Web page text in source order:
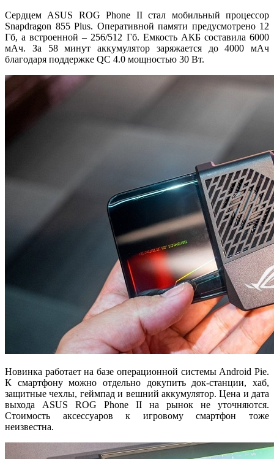
Сердцем ASUS ROG Phone II стал мобильный процессор
Snapdragon 855 Plus. Оперативной памяти предусмотрено 12
Гб, а встроенной – 256/512 Гб. Емкость АКБ составила 6000
мАч. За 58 минут аккумулятор заряжается до 4000 мАч
благодаря поддержке QC 4.0 мощностью 30 Вт.
Новинка работает на базе операционной системы Android Pie.
К смартфону можно отдельно докупить док-станции, хаб,
защитные чехлы, геймпад и вешний аккумулятор. Цена и дата
выхода ASUS ROG Phone II на рынок не уточняются.
Стоимость аксессуаров к игровому смартфон тоже
неизвестна.